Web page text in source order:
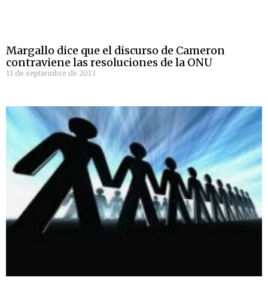
Margallo dice que el discurso de Cameron
contraviene las resoluciones de la ONU
11 de septiembre de 2013